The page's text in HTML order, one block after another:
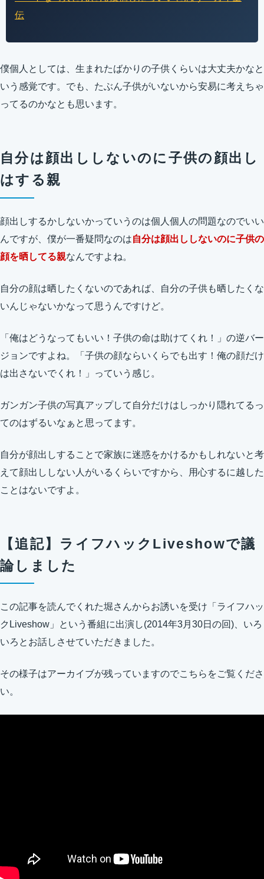
伝
僕個人としては、生まれたばかりの子供くらいは大丈夫かなと
いう感覚です。でも、たぶん子供がいないから安易に考えちゃ
ってるのかなとも思います。
自分は顔出ししないのに子供の顔出し
はする親
顔出しするかしないかっていうのは個人個人の問題なのでいい
んですが、僕が一番疑問なのは自分は顔出ししないのに子供の
顔を晒してる親なんですよね。
自分の顔は晒したくないのであれば、自分の子供も晒したくな
いんじゃないかなって思うんですけど。
「俺はどうなってもいい！子供の命は助けてくれ！」の逆バー
ジョンですよね。「子供の顔ならいくらでも出す！俺の顔だけ
は出さないでくれ！」っていう感じ。
ガンガン子供の写真アップして自分だけはしっかり隠れてるっ
てのはずるいなぁと思ってます。
自分が顔出しすることで家族に迷惑をかけるかもしれないと考
えて顔出ししない人がいるくらいですから、用心するに越した
ことはないですよ。
【追記】ライフハックLiveshowで議
論しました
この記事を読んでくれた堀さんからお誘いを受け「ライフハッ
クLiveshow」という番組に出演し(2014年3月30日 の回)、いろ
いろとお話しさせていただきました。
その様子はアーカイブが残っていますのでこちらをご覧くださ
い。